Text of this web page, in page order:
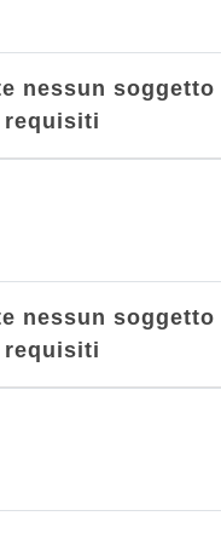
nessun soggetto
nessun soggetto